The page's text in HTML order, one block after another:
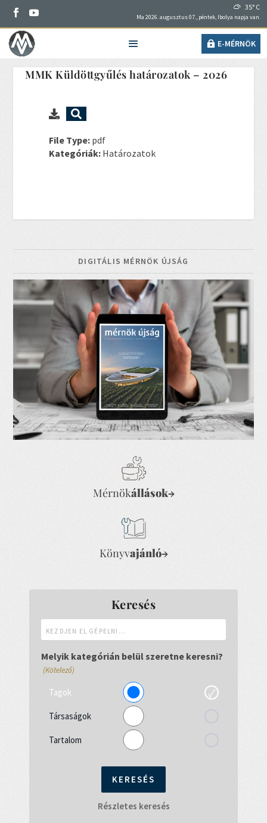
35° C
Ma 2026. augusztus 07., péntek, Ibolya napja van.
E-MÉRNÖK
MMK Küldöttgyűlés határozatok – 2026
File Type: pdf
Kategóriák: Határozatok
DIGITÁLIS MÉRNÖK ÚJSÁG
Mérnökállások→
Könyvajánló→
Keresés
el
gépelni...
Melyik kategórián belül szeretne keresni?
(Kötelező)
Tagok
Társaságok
Tartalom
Részletes keresés